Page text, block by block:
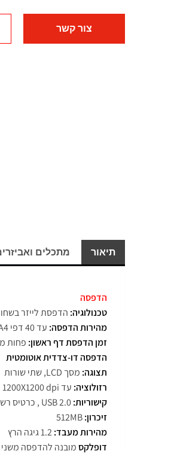
צור קשר
תיאור מתכלים
הדפסה
טכנולוגיה: הדפסת לייזר
מהירות הדפסה: עד 40 דפי A4 לדקה
זמן הדפסת דף ראשון: פחות מ- 6.9
הדפסה דו-צדדית אוטומטית
תצוגה: מסך LCD, שתי שורות
רזולוציה: עד 1200X1200 dpi
קישוריות:
זיכרון:
מהירות מעבד:
דופלקסמובנה להדפסה משני